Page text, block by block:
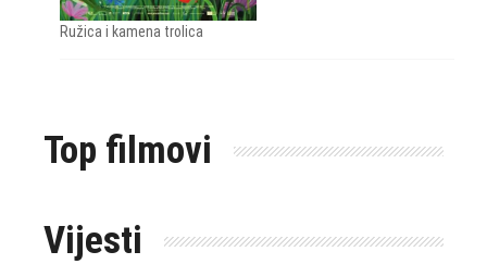
Ružica i kamena trolica
Top filmovi
Vijesti